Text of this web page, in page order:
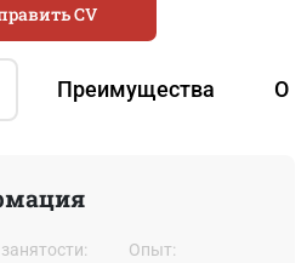
Преимущества О
CV
Oпыт: